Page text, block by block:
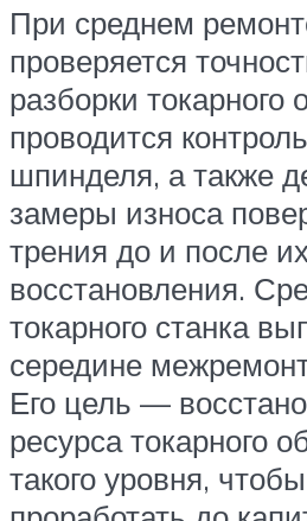
При среднем
проверяется
разборки токарного
проводится
шпинделя, а также
замеры износа
трения до и после
восстановления.
токарного станка
середине
Его цель —
ресурса токарного
такого уровня,